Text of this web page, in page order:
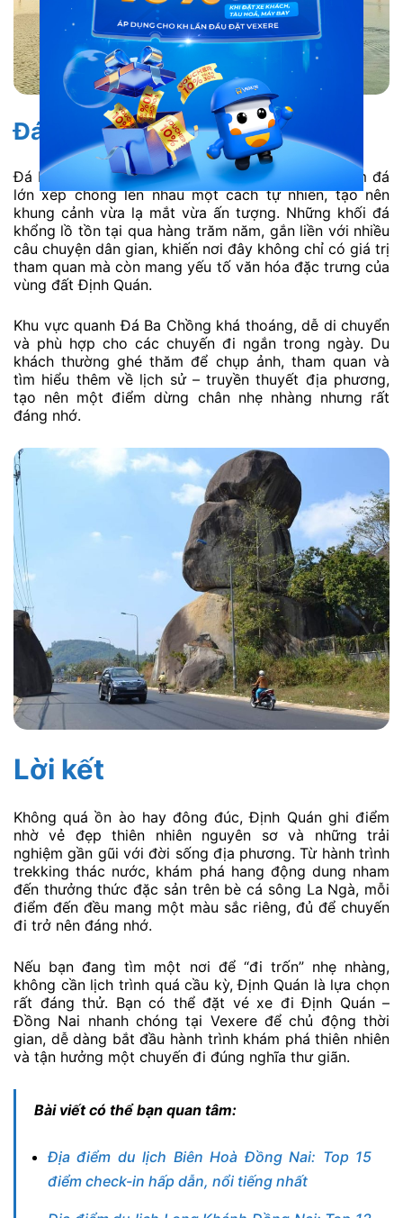
Đá Ba Chồng
Đá Ba Chồng là một danh thắng nổi tiếng với cụm đá
lớn xếp chồng lên nhau một cách tự nhiên, tạo nên
khung cảnh vừa lạ mắt vừa ấn tượng. Những khối đá
khổng lồ tồn tại qua hàng trăm năm, gắn liền với nhiều
câu chuyện dân gian, khiến nơi đây không chỉ có giá trị
tham quan mà còn mang yếu tố văn hóa đặc trưng của
vùng đất Định Quán.
Khu vực quanh Đá Ba Chồng khá thoáng, dễ di chuyển
và phù hợp cho các chuyến đi ngắn trong ngày. Du
khách thường ghé thăm để chụp ảnh, tham quan và
tìm hiểu thêm về lịch sử – truyền thuyết địa phương,
tạo nên một điểm dừng chân nhẹ nhàng nhưng rất
đáng nhớ.
Lời kết
Không quá ồn ào hay đông đúc, Định Quán ghi điểm
nhờ vẻ đẹp thiên nhiên nguyên sơ và những trải
nghiệm gần gũi với đời sống địa phương. Từ hành trình
trekking thác nước, khám phá hang động dung nham
đến thưởng thức đặc sản trên bè cá sông La Ngà, mỗi
điểm đến đều mang một màu sắc riêng, đủ để chuyến
đi trở nên đáng nhớ.
Nếu bạn đang tìm một nơi để “đi trốn” nhẹ nhàng,
không cần lịch trình quá cầu kỳ, Định Quán là lựa chọn
rất đáng thử. Bạn có thể đặt vé xe đi Định Quán –
Đồng Nai nhanh chóng tại Vexere để chủ động thời
gian, dễ dàng bắt đầu hành trình khám phá thiên nhiên
và tận hưởng một chuyến đi đúng nghĩa thư giãn.
Bài viết có thể bạn quan tâm:
Địa điểm du lịch Biên Hoà Đồng Nai: Top 15
điểm check-in hấp dẫn, nổi tiếng nhất